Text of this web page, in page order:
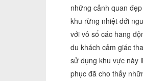
những cảnh quan
khu rừng nhiệt đới
với vô số các hang
du khách cảm giác
sử dụng khu vực này
phục đã cho thấy